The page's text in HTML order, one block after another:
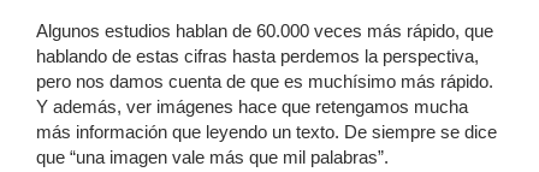
Algunos estudios hablan de 60.000 veces más rápido, que
hablando de estas cifras hasta perdemos la perspectiva,
pero nos damos cuenta de que es muchísimo más rápido.
Y además, ver imágenes hace que retengamos mucha
más información que leyendo un texto. De siempre se dice
que “una imagen vale más que mil palabras”.